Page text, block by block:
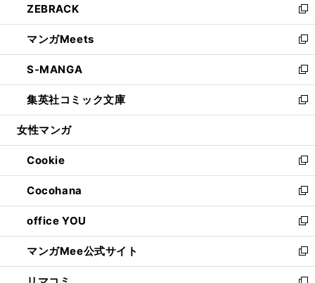
く
で
開
く
ド
ウ
で
開
く
ィ
ン
ド
ウ
で
開
く
い
ウ
ィ
ン
ド
ウ
で
開
ZEBRACK
新
し
い
ウ
ィ
ン
ド
ウ
開
く
マンガMeets
新
し
い
ウ
ィ
ン
ウ
で
開
く
S-MANGA
新
し
い
ウ
ン
ド
ウ
で
開
く
集英社コミック文庫
新
し
ウ
ィ
ン
ド
ウ
で
開
く
女性マンガ
Cookie
新
し
い
ウ
ィ
ン
ド
ウ
Cocohana
新
し
い
ウ
ィ
ン
office YOU
新
し
い
ウ
マンガMee公式サイト
新
し